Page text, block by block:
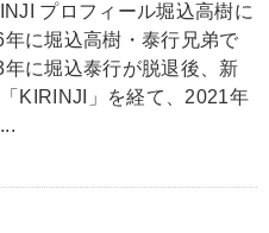
プロフィール堀込高樹に
に堀込高樹・泰行兄弟で
年に堀込泰行が脱退後、新
KIRINJI」を経て、2021年